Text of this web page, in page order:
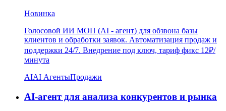
Новинка
Голосовой ИИ МОП (AI - агент) для обзвона базы
клиентов и обработки заявок. Автоматизация продаж и
поддержки 24/7. Внедрение под ключ, тариф фикс 12₽/
минута
AIAI АгентыПродажи
AI-агент для анализа конкурентов и рынка